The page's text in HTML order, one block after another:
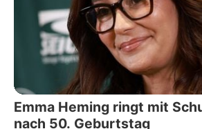
Emma Heming ringt mit
nach 50. Geburtstag